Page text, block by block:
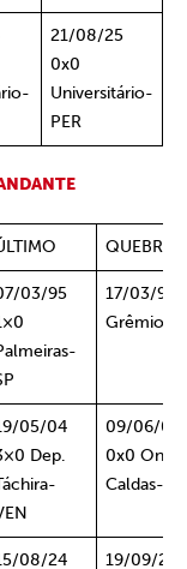
21/08/25
0x0
Universitário-
PER
QUEBRA
03/95
17/03/95
Grêmio-
05/04
Dep.
09/06/04
0x0 Once
Caldas-
08/24 19/09/24